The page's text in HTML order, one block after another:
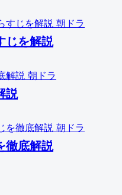
朝ドラ
じを解説
朝ドラ
説
朝ドラ
徹底解説